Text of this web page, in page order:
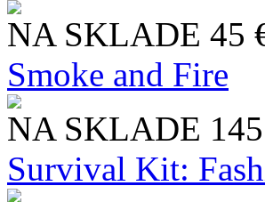
NA SKLADE 45
Smoke and Fire
NA SKLADE
Survival Kit: